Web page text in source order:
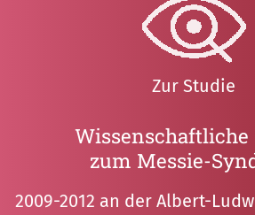
Zur Studie
Wissenschaftliche
zum Messie-
2009-2012 an der Albert-